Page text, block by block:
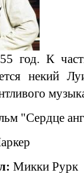
год. К
некий
"Сердце
Микки Рурк